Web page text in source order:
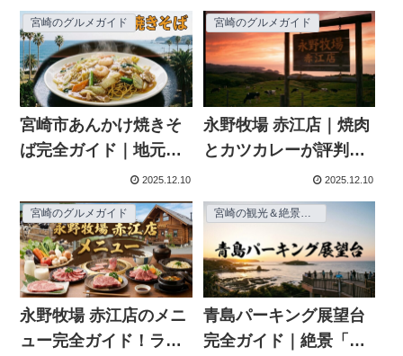
報・メニュー・口コミ
まとめ
プ付き
宮崎のグルメガイド
宮崎市あんかけ焼きそ
ば完全ガイド｜地元民
が選ぶ本当に美味しい
名店10選
2025.12.10
宮崎のグルメガイド
永野牧場 赤江店｜焼肉
とカツカレーが評判！
メニューや営業時間、
アクセスを完全ガイド
2025.12.10
宮崎のグルメガイド
永野牧場 赤江店のメニ
ュー完全ガイド！ラン
宮崎の観光＆絶景スポット
青島パーキング展望台
完全ガイド｜絶景「と